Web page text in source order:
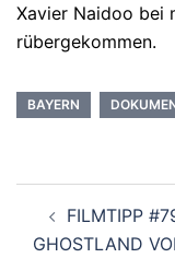
Xavier Naidoo bei
rübergekommen.
BAYERN
FILMTIPP
GHOSTLAND